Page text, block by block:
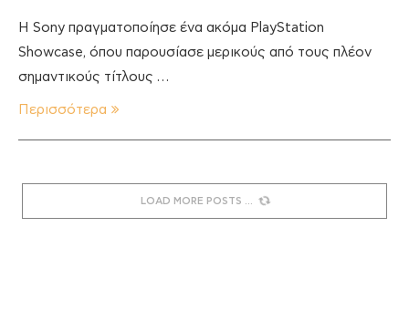
Η Sony πραγματοποίησε ένα ακόμα PlayStation
Showcase, όπου παρουσίασε μερικούς από τους πλέον
σημαντικούς τίτλους …
Περισσότερα
LOAD MORE POSTS